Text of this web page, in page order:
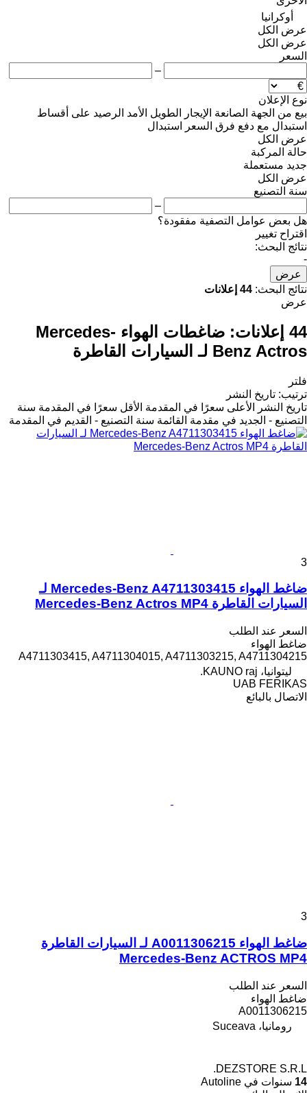
أوكرانيا
عرض الكل
عرض الكل
السعر
–
نوع الإعلان
بيع من الجهة الصانعة الإيجار الطويل الأمد الرصيد على أقساط
استبدال مع دفع فرق السعر
استبدال
عرض الكل
حالة المركبة
جديد مستعملة
عرض الكل
سنة التصنيع
–
هل بعض عوامل التصفية مفقودة؟
اقتراح تغيير
نتائج البحث:
-
عرض
نتائج البحث: 44 إعلانات
عرض
44 إعلانات:
ضاغطات الهواء Mercedes-
Benz Actros لـ السيارات القاطرة
فلتر
ترتيب: تاريخ النشر
تاريخ النشر
الأعلى سعرًا في المقدمة الأقل سعرًا في المقدمة سنة
التصنيع - الجديد في مقدمة القائمة سنة التصنيع - القديم في المقدمة
3
ضاغط الهواء Mercedes-Benz A4711303415 لـ
السيارات القاطرة Mercedes-Benz Actros MP4
السعر عند الطلب
ضاغط الهواء
A4711303415, A4711304015, A4711303215, A4711304215
ليتوانيا، KAUNO raj.
UAB FERIKAS
الاتصال بالبائع
3
ضاغط الهواء A0011306215 لـ السيارات القاطرة
Mercedes-Benz ACTROS MP4
السعر عند الطلب
ضاغط الهواء
A0011306215
رومانيا، Suceava
DEZSTORE S.R.L.
14 سنوات في Autoline